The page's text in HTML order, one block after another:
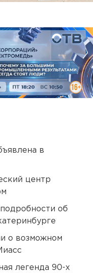
в
центр
об
о возможном
легенда 90-х